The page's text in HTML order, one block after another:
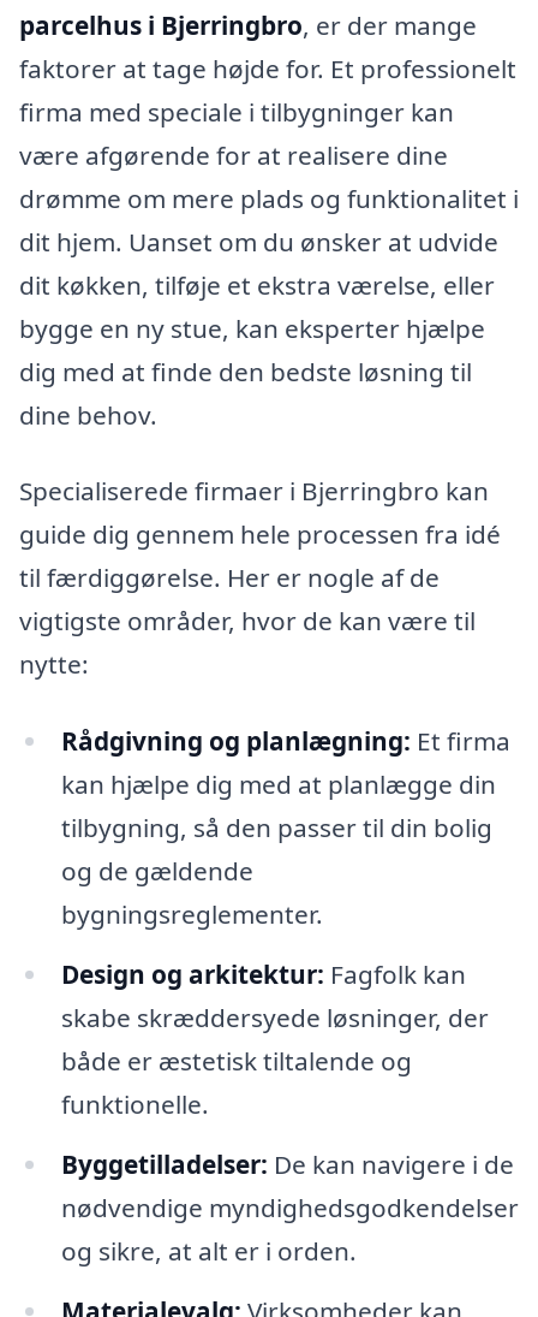
parcelhus i Bjerringbro, er der mange
faktorer at tage højde for. Et professionelt
firma med speciale i tilbygninger kan
være afgørende for at realisere dine
drømme om mere plads og funktionalitet i
dit hjem. Uanset om du ønsker at udvide
dit køkken, tilføje et ekstra værelse, eller
bygge en ny stue, kan eksperter hjælpe
dig med at finde den bedste løsning til
dine behov.
Specialiserede firmaer i Bjerringbro kan
guide dig gennem hele processen fra idé
til færdiggørelse. Her er nogle af de
vigtigste områder, hvor de kan være til
nytte:
Rådgivning og planlægning: Et firma
kan hjælpe dig med at planlægge din
tilbygning, så den passer til din bolig
og de gældende
bygningsreglementer.
Design og arkitektur: Fagfolk kan
skabe skræddersyede løsninger, der
både er æstetisk tiltalende og
funktionelle.
Byggetilladelser: De kan navigere i de
nødvendige myndighedsgodkendelser
og sikre, at alt er i orden.